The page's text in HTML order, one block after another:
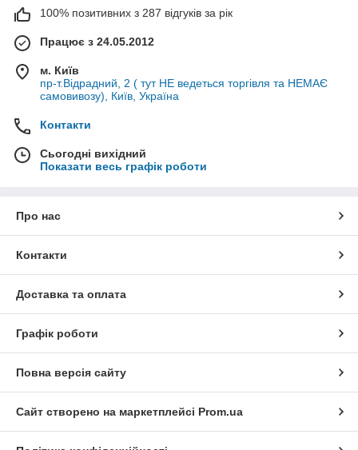
100% позитивних з 287 відгуків за рік
Працює з 24.05.2012
м. Київ
пр-т.Відрадний, 2 ( тут НЕ ведеться торгівля та НЕМАЄ
самовивозу), Київ, Україна
Контакти
Сьогодні вихідний
Показати весь графік роботи
Про нас
Контакти
Доставка та оплата
Графік роботи
Повна версія сайту
Сайт створено на маркетплейсі Prom.ua